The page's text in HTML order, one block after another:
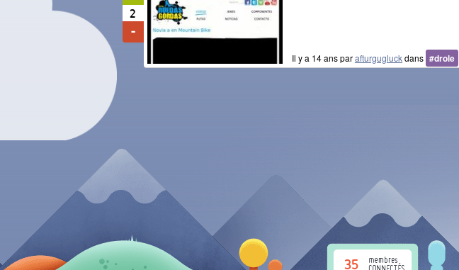
Il y a 14 ans parafturgugluckdans #drole
2
35